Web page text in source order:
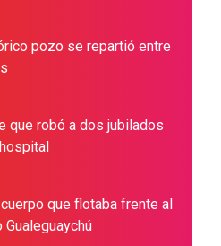
pozo se repartió entre
que robó a dos jubilados
que flotaba frente al